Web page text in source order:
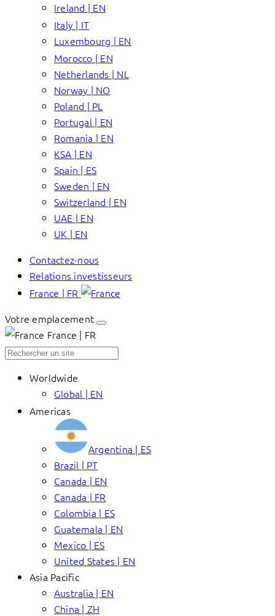
Ireland | EN
Italy | IT
Luxembourg | EN
Morocco | EN
Netherlands | NL
Norway | NO
Poland | PL
Portugal | EN
Romania | EN
KSA | EN
Spain | ES
Sweden | EN
Switzerland | EN
UAE | EN
UK | EN
Contactez-nous
Relations investisseurs
France | FR
Votre emplacement
France | FR
Worldwide
Global | EN
Americas
Argentina | ES
Brazil | PT
Canada | EN
Canada | FR
Colombia | ES
Guatemala | EN
Mexico | ES
United States | EN
Asia Pacific
Australia | EN
China | ZH